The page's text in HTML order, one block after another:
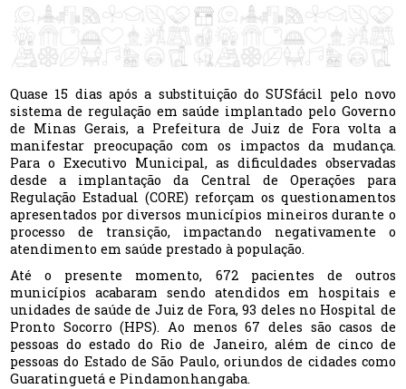
Quase 15 dias após a substituição do SUSfácil pelo novo
sistema de regulação em saúde implantado pelo Governo
de Minas Gerais, a Prefeitura de Juiz de Fora volta a
manifestar preocupação com os impactos da mudança.
Para o Executivo Municipal, as dificuldades observadas
desde a implantação da Central de Operações para
Regulação Estadual (CORE) reforçam os questionamentos
apresentados por diversos municípios mineiros durante o
processo de transição, impactando negativamente o
atendimento em saúde prestado à população.
Até o presente momento, 672 pacientes de outros
municípios acabaram sendo atendidos em hospitais e
unidades de saúde de Juiz de Fora, 93 deles no Hospital de
Pronto Socorro (HPS). Ao menos 67 deles são casos de
pessoas do estado do Rio de Janeiro, além de cinco de
pessoas do Estado de São Paulo, oriundos de cidades como
Guaratinguetá e Pindamonhangaba.